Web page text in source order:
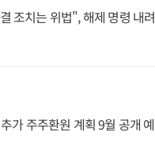
조치는 위법", 해제 명령 내려
가 주주환원 계획 9월 공개 예